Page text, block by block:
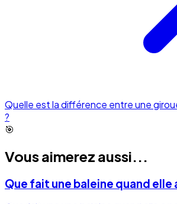
Quelle est la différence entre une
?
🎯
Vous aimerez aussi...
Que fait une baleine quand elle